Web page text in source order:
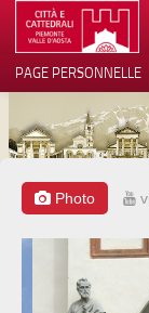
TERRITOIRE
ARCHITECTURE
MUSÉES
ITINÉRAIRES
EVÉNEMENTS
PAGE PERSONNELLE
Photo